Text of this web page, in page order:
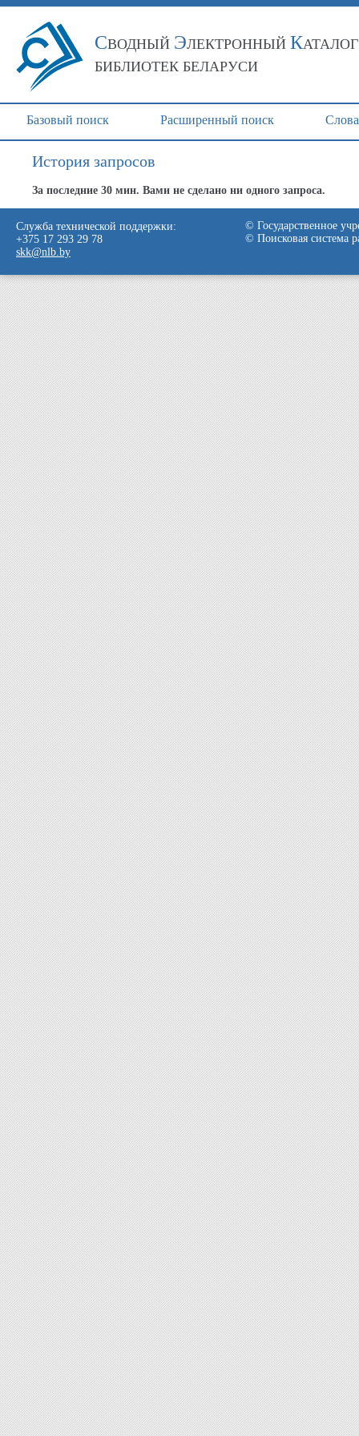
СВОДНЫЙ ЭЛЕКТРОННЫЙ КАТАЛОГ
БИБЛИОТЕК БЕЛАРУСИ
Базовый поиск Расширенный поиск
История запросов
За последние 30 мин. Вами не сделано ни одного запроса.
Служба технической поддержки:
+375 17 293 29 78
skk@nlb.by
© Государственное
© Поисковая система